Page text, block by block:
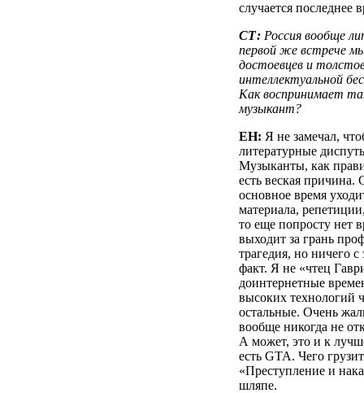
случается последнее
СТ: Россия вообще
первой же встрече
достоевцев и
интеллектуальной
Как воспринимает
музыкант?
ЕН: Я не замечал,
литературные
Музыканты, как
есть веская причина.
основное время
материала,
то еще попросту нет
выходит за грань
трагедия, но ничего
факт. Я не «чтец
доинтернетные
высоких технологий
остальные. Очень
вообще никогда не
А может, это и к
есть GTA. Чего
«Преступление и
шляпе.